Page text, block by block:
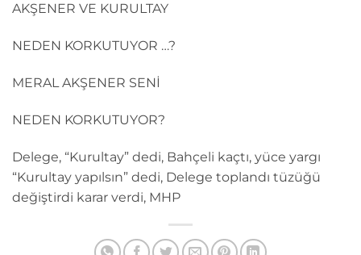
AKŞENER VE KURULTAY
NEDEN KORKUTUYOR …?
MERAL AKŞENER SENİ
NEDEN KORKUTUYOR?
Delege, “Kurultay” dedi, Bahçeli kaçtı, yüce yargı
“Kurultay yapılsın” dedi, Delege toplandı tüzüğü
değiştirdi karar verdi, MHP